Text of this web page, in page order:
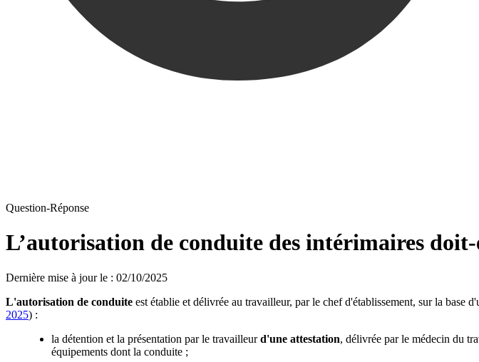
Question-Réponse
L’autorisation de conduite des intérimaires
Dernière mise à jour le : 02/10/2025
L'autorisation de conduite est établie et délivrée au travailleur, par le chef d'établissement, sur la base
2025) :
la détention et la présentation par le travailleurd'une attestation, délivrée par le médecin du
équipements dont la conduite ;